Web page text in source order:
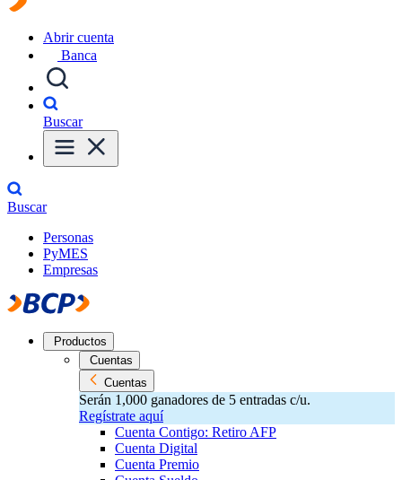
Abrir cuenta
Banca
Buscar
Buscar
Personas
PyMES
Empresas
Productos
Cuentas
Cuentas
Serán 1,000 ganadores de 5 entradas c/u.
Regístrate aquí
Cuenta Contigo: Retiro AFP
Cuenta Digital
Cuenta Premio